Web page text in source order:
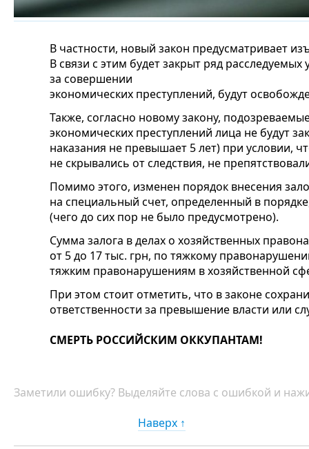
В частности, новый закон предусматривает
В связи с этим будет закрыт ряд
за совершении
экономических преступлений, будут
Также, согласно новому закону,
экономических преступлений лица не будут
наказания не превышает 5 лет) при условии,
не скрывались от следствия, не
Помимо этого, изменен порядок внесения
на специальный счет, определенный в
(чего до сих пор не было предусмотрено).
Сумма залога в делах о хозяйственных
от 5 до 17 тыс. грн, по тяжкому
тяжким правонарушениям в хозяйственной
При этом стоит отметить, что в законе
ответственности за превышение власти или
СМЕРТЬ РОССИЙСКИМ ОККУПАНТАМ!
Заметили ошибку? Выделяйте слова с ошибкой и
Наверх ↑